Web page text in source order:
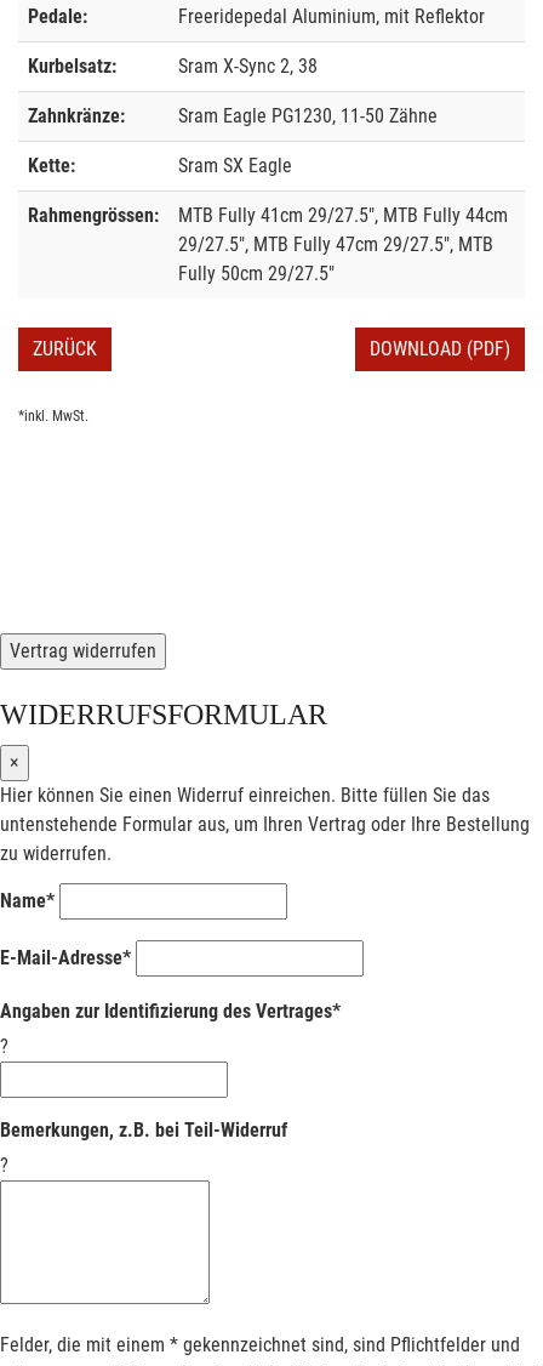
Pedale: Freeridepedal Aluminium, mit Reflektor
Kurbelsatz: Sram X-Sync 2, 38
Zahnkränze: Sram Eagle PG1230, 11-50 Zähne
Kette: Sram SX Eagle
Rahmengrössen:
MTB Fully 41cm 29/27.5", MTB Fully 44cm
29/27.5", MTB Fully 47cm 29/27.5", MTB
Fully 50cm 29/27.5"
ZURÜCK DOWNLOAD (PDF)
*inkl. MwSt.
Vertrag widerrufen
WIDERRUFSFORMULAR
×
Hier können Sie einen Widerruf einreichen. Bitte füllen Sie das
untenstehende Formular aus, um Ihren Vertrag oder Ihre Bestellung
zu widerrufen.
Name*
E-Mail-Adresse*
Angaben zur Identifizierung des Vertrages*
?
Bemerkungen, z.B. bei Teil-Widerruf
?
Felder, die mit einem * gekennzeichnet sind, sind Pflichtfelder und